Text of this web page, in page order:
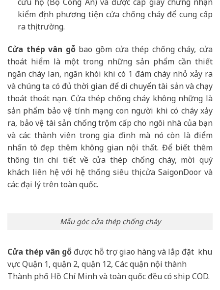
kiểm định phương tiện cửa chống cháy để cung cấp
ra thị trường.
Cửa thép vân gỗbao gồm cửa thép chống cháy, cửa
thoát hiểm là một trong những sản phẩm cần thiết
ngăn cháy lan, ngăn khói khi có 1 đám cháy nhỏ xảy ra
và chúng ta có đủ thời gian để di chuyển tài sản và chạy
thoát thoát nạn. Cửa thép chống cháy không những là
sản phẩm bảo vệ tính mạng con người khi có cháy xảy
ra, bảo vệ tài sản chống trộm cấp cho ngôi nhà của bạn
và các thành viên trong gia đình mà nó còn là điểm
nhấn tô đẹp thêm không gian nội thất. Để biết thêm
thông tin chi tiết về cửa thép chống cháy, mời quý
khách liên hệ với hệ thống siêu thị cửa SaigonDoor và
các đại lý trên toàn quốc.
Mẫu góc cửa thép chống cháy
Cửa thép vân gỗ được hỗ trợ giao hàng và lắp đặt khu
vực Quận 1, quận 2, quận 12, Các quận nội thành
Thành phố Hồ Chí Minh và toàn quốc đều có ship COD.